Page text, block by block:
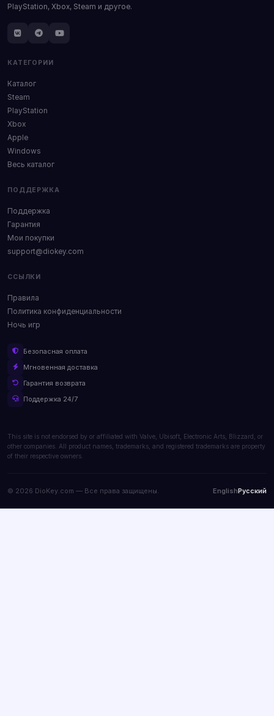
PlayStation, Xbox, Steam и другое.
КАТЕГОРИИ
Каталог
Steam
PlayStation
Xbox
Apple
Windows
Весь каталог
ПОДДЕРЖКА
Поддержка
Гарантия
Мои покупки
support@diokey.com
ССЫЛКИ
Правила
Политика конфиденциальности
Ночь игр
Безопасная оплата
Мгновенная доставка
Гарантия возврата
Поддержка 24/7
This site is not endorsed by or affiliated with Valve, Ubisoft, Electronic Arts, Blizzard, or
other companies. All product names, trademarks, and registered trademarks are property
of their respective owners.
© 2026 DioKey.com — Все права защищены. EnglishРусский